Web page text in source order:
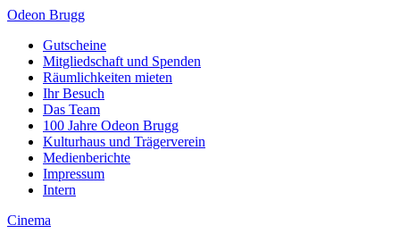
Odeon Brugg
Gutscheine
Mitgliedschaft und Spenden
Räumlichkeiten mieten
Ihr Besuch
Das Team
100 Jahre Odeon Brugg
Kulturhaus und Trägerverein
Medienberichte
Impressum
Intern
Cinema